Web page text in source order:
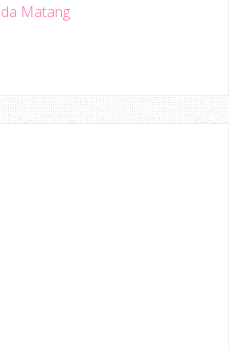
Matang